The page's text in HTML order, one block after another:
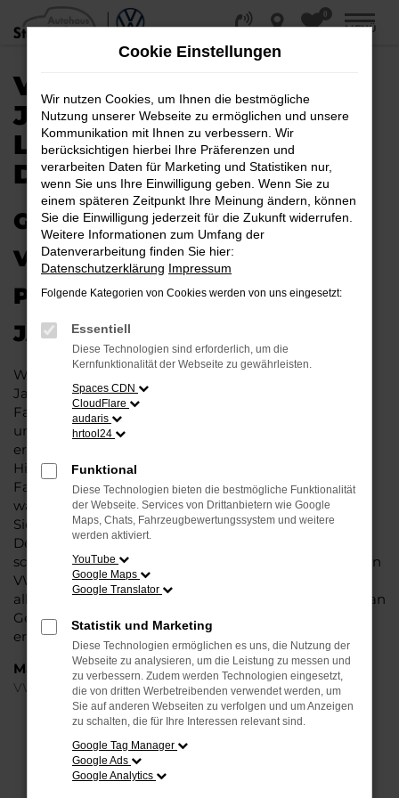
Zum
Hauptinhalt
0
MENÜ
VW PASSAT VARIANT
JAHRESWAGEN |
LIEFERSERVICE NACH
DÜSSELDORF
GAS GEBEN IN DÜSSELDORF –
VIELLEICHT BALD IM VW
PASSAT VARIANT
JAHRESWAGEN
Wer Argumente für einen VW Passat Variant
Jahreswagen sammelt, wird schnell fündig. Das
Fahrzeug ist wie geschaffen für Fahrten in Düsseldorf
und Umgebung und überzeugt durch seine
erstklassige Verarbeitung und die Liebe zum Detail.
Hinzu kommt, dass in puncto Ausstattung in dieser
Fahrzeugklasse regelrecht Maßstäbe gesetzt werden,
was sich vor allem in Sachen Assistenzsysteme und
Sicherheit widerspiegelt. Und dann ist da noch das
Design, dass Kenner sprichwörtlich mit der Zunge
schnalzen lässt. In kurzen Worten: für Düsseldorf ist eijn
VW Passat Variant Jahreswagen eine perfekte Wahl,
alldieweil Sie gegenüber einem Neuwagen erheblich an
Geld sparen und einen soliden Nachlass bzw. Rabatt
erhalten.
Marken
VW
FEHLER: NETWORK ERROR
Beim Laden ist ein Fehler aufgetreten.
Cookie Einstellungen
Wir nutzen Cookies, um Ihnen die bestmögliche
Nutzung unserer Webseite zu ermöglichen und unsere
Kommunikation mit Ihnen zu verbessern. Wir
berücksichtigen hierbei Ihre Präferenzen und
verarbeiten Daten für Marketing und Statistiken nur,
wenn Sie uns Ihre Einwilligung geben. Wenn Sie zu
einem späteren Zeitpunkt Ihre Meinung ändern, können
Sie die Einwilligung jederzeit für die Zukunft widerrufen.
Weitere Informationen zum Umfang der
Datenverarbeitung finden Sie hier:
Datenschutzerklärung Impressum
Folgende Kategorien von Cookies werden von uns eingesetzt:
Essentiell
Diese Technologien sind erforderlich, um die
Kernfunktionalität der Webseite zu gewährleisten.
Spaces CDN
CloudFlare
audaris
hrtool24
Funktional
Diese Technologien bieten die bestmögliche Funktionalität
der Webseite. Services von Drittanbietern wie Google
Maps, Chats, Fahrzeugbewertungssystem und weitere
werden aktiviert.
YouTube
Google Maps
Google Translator
Statistik und Marketing
Diese Technologien ermöglichen es uns, die Nutzung der
Webseite zu analysieren, um die Leistung zu messen und
zu verbessern. Zudem werden Technologien eingesetzt,
die von dritten Werbetreibenden verwendet werden, um
Sie auf anderen Webseiten zu verfolgen und um Anzeigen
zu schalten, die für Ihre Interessen relevant sind.
Google Tag Manager
Google Ads
Google Analytics